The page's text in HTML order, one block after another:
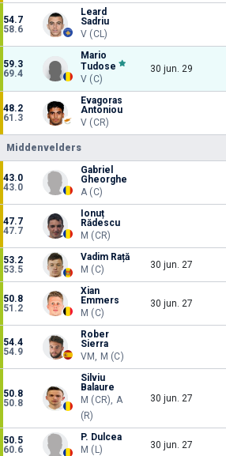
54.7
58.6
Leard
Sadriu
V (CL)
59.3
69.4
Mario
Tudose
V (C)
30 jun. 29
48.2
61.3
Evagoras
Antoniou
V (CR)
Middenvelders
43.0
43.0
Gabriel
Gheorghe
A (C)
47.7
47.7
Ionuț
Rădescu
M (CR)
53.2
53.5
Vadim Rață
M (C)
30 jun. 27
50.8
51.2
Xian
Emmers
M (C)
30 jun. 27
54.4
54.9
Rober
Sierra
VM, M (C)
50.8
50.8
Silviu
Balaure
M (CR), A
(R)
30 jun. 27
50.5
60.6
P. Dulcea
M (L)
30 jun. 27